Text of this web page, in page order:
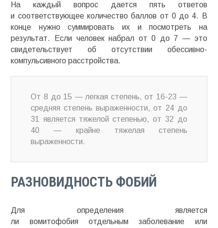
На каждый вопрос дается пять ответов
и соответствующееколичество баллов от 0 до 4. В
конце нужно суммировать их и посмотреть на
результат. Если человек набрал от 0 до 7 — это
свидетельствует об отсутствии обессивно-
компульсивного расстройства.
От 8 до 15 — легкая степень, от 16-23 —
средняя степень выраженности, от 24 до
31 является тяжелой степенью, от 32 до
40 — крайне тяжелая степень
выраженности.
РАЗНОВИДНОСТЬ ФОБИЙ
Для определения является
ли вомитофобияотдельным заболевание или